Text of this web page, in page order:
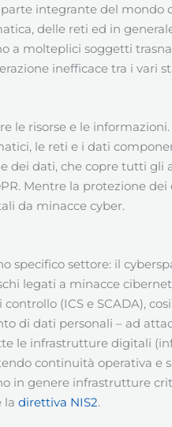
integrante del mondo
delle reti ed in
a molteplici soggetti
inefficace tra i vari
le risorse e le
le reti e i dati
dei dati, che copre tutti gli
Mentre la protezione dei
da minacce cyber.
specifico settore: il
legati a minacce
(ICS e SCADA),
di dati personali – ad
le infrastrutture digitali
continuità operativa e
in genere infrastrutture
la direttiva NIS2.